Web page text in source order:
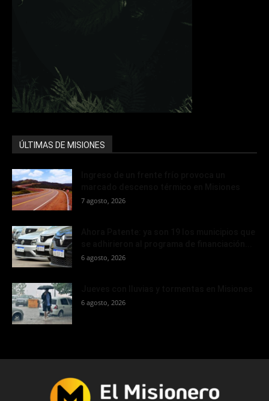
ÚLTIMAS DE MISIONES
7 agosto, 2026
6 agosto, 2026
6 agosto, 2026